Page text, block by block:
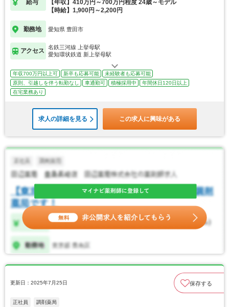
給与
【年収】410万円～700万円程度 24歳～モデル
【時給】1,900円～2,200円
勤務地 愛知県 豊田市
アクセス
名鉄三河線 上挙母駅
愛知環状鉄道 新上挙母駅
年収700万円以上可 新卒も応募可能
未経験者も応募可能
原則、引越しを伴う転勤なし
車通勤可 積極採用中
年間休日120日以上
在宅業務あり
求人の詳細を見る この求人に興味がある
更新日：2025年7月25日 保存する
正社員 調剤薬局